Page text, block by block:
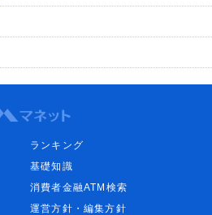
ランキング
基礎知識
消費者金融ATM検索
運営方針・編集方針